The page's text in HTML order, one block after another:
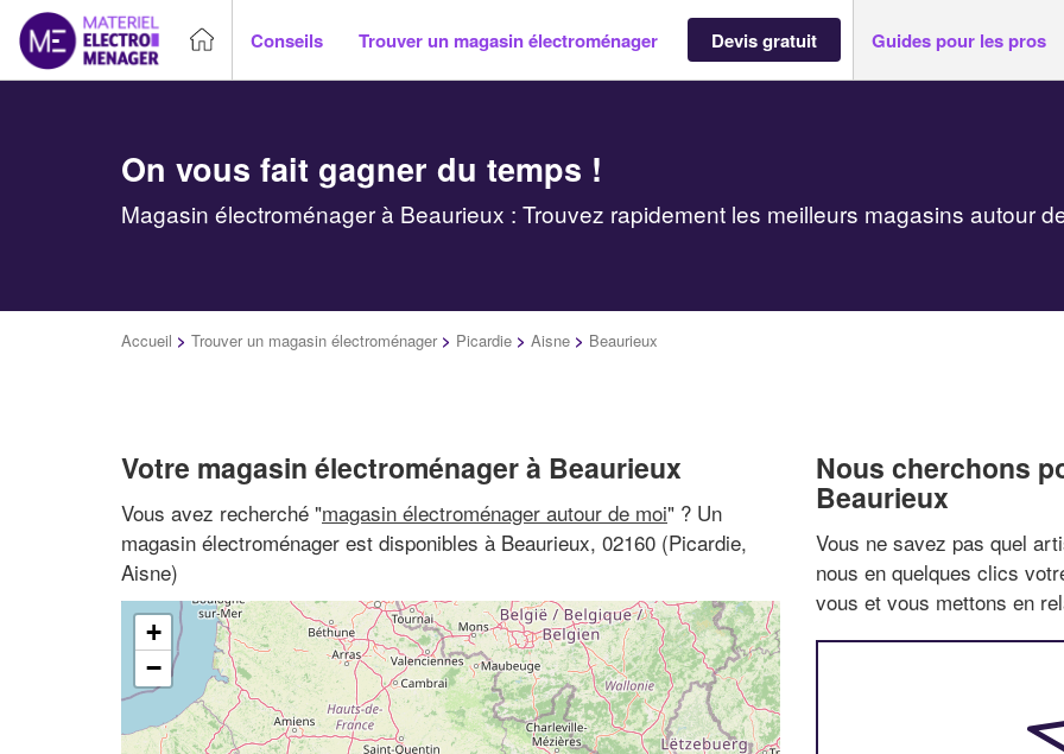
Conseils Trouver un magasin électroménager Devis gratuit Guides pour les pros
On vous fait gagner du temps !
Magasin électroménager à Beaurieux : Trouvez rapidement les meilleurs magasins autour
Accueil > Trouver un magasin électroménager > Picardie > Aisne > Beaurieux
Votre magasin électroménager à Beaurieux
Vous avez recherché "magasin électroménager autour de moi" ? Un
magasin électroménager est disponibles à Beaurieux, 02160 (Picardie,
Aisne)
+
−
Nous cherchons
Beaurieux
Vous ne savez pas quel
nous en quelques clics
vous et vous mettons en